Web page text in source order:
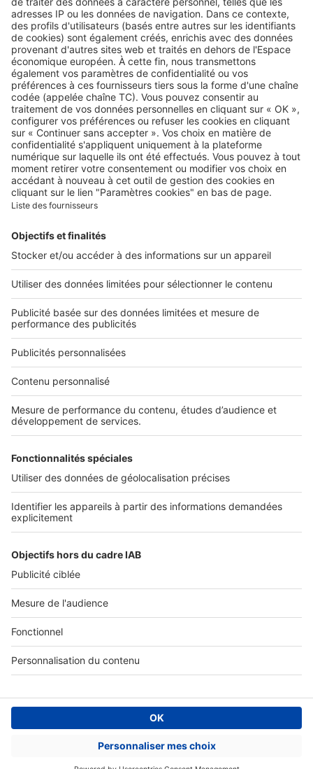
Retrouvez-nous sur …
A propos
Qui sommes-nous ?
Contacter le service client
Nous rejoindre
Presse
Nos applications
Découvrez nos applications
Services pro
Accès client
Informations légales
Politique Générale de Protection des Données
Charte éditeur
Paramétrer mes cookies
Digital Classifieds France SAS © 2024 - all rights